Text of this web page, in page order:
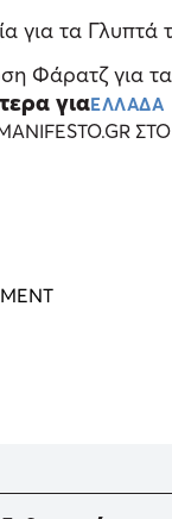
για τα
Φάρατζ για
γιαΕΛΛΑΔΑ
ΣΤΟ